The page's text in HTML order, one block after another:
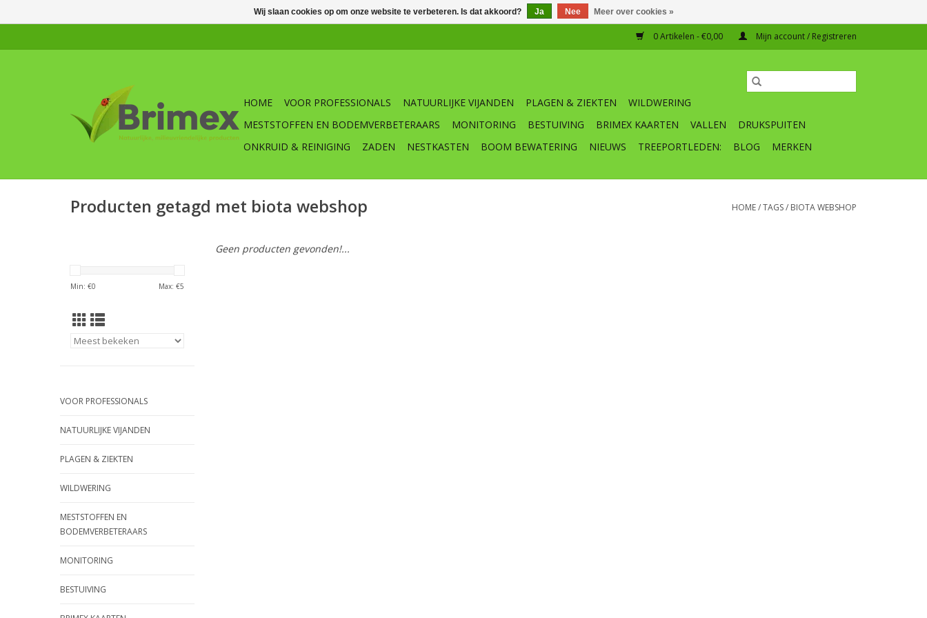
0 Artikelen - €0,00 Mijn account / Registreren
HOME VOOR PROFESSIONALS NATUURLIJKE VIJANDEN PLAGEN & ZIEKTEN
WILDWERING
MESTSTOFFEN EN BODEMVERBETERAARS
MONITORING BESTUIVING BRIMEX KAARTEN VALLEN
DRUKSPUITEN
ONKRUID & REINIGING
ZADEN NESTKASTEN BOOM BEWATERING NIEUWS TREEPORTLEDEN: BLOG MERKEN
Producten getagd met biota webshop HOME/TAGS/ BIOTA WEBSHOP
Min: €0 Max: €5
VOOR PROFESSIONALS
NATUURLIJKE VIJANDEN
PLAGEN & ZIEKTEN
WILDWERING
MESTSTOFFEN EN
BODEMVERBETERAARS
MONITORING
BESTUIVING
Geen producten gevonden!...
Wij slaan cookies op om onze website te verbeteren. Is dat akkoord? Ja Nee Meer over cookies »